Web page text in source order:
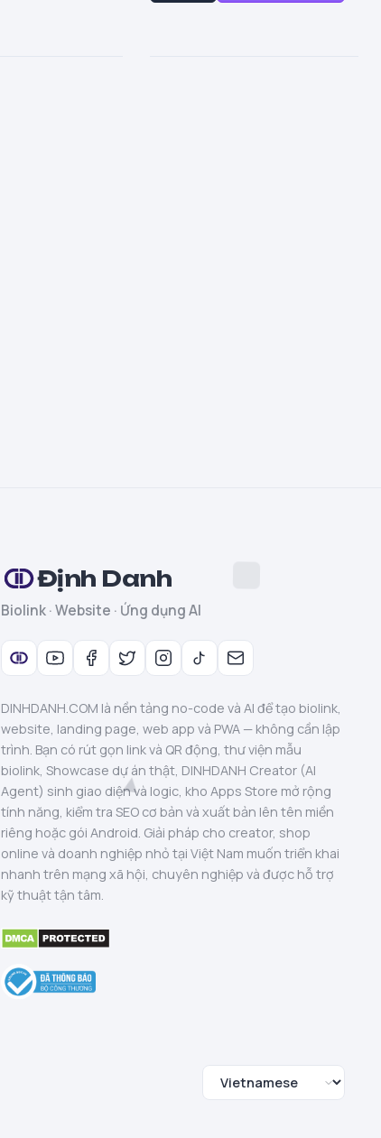
Định Danh
Biolink · Website · Ứng dụng AI
DINHDANH.COM là nền tảng no-code và AI để tạo biolink,
website, landing page, web app và PWA — không cần lập
trình. Bạn có rút gọn link và QR động, thư viện mẫu
biolink, Showcase dự án thật, DINHDANH Creator (AI
Agent) sinh giao diện và logic, kho Apps Store mở rộng
tính năng, kiểm tra SEO cơ bản và xuất bản lên tên miền
riêng hoặc gói Android. Giải pháp cho creator, shop
online và doanh nghiệp nhỏ tại Việt Nam muốn triển khai
nhanh trên mạng xã hội, chuyên nghiệp và được hỗ trợ
kỹ thuật tận tâm.